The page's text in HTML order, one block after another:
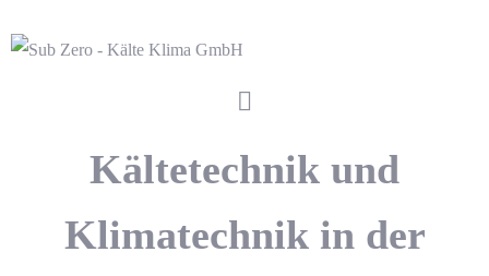
Kältetechnik und
Klimatechnik in der